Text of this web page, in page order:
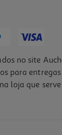
no site
para
loja que